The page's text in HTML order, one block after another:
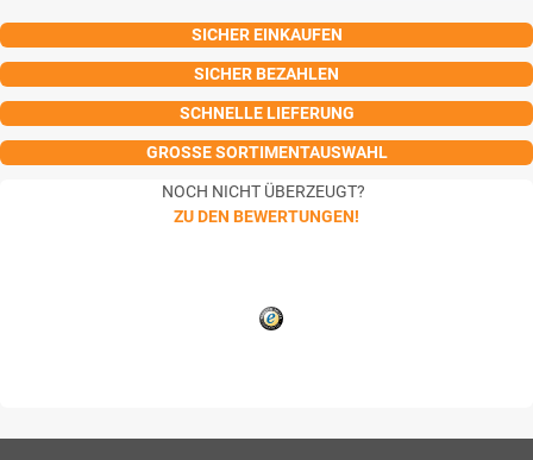
SICHER EINKAUFEN
SICHER BEZAHLEN
SCHNELLE LIEFERUNG
GROSSE SORTIMENTAUSWAHL
NOCH NICHT ÜBERZEUGT?
ZU DEN BEWERTUNGEN!